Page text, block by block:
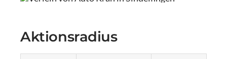
Aktionsradius